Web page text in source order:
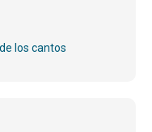
los cantos